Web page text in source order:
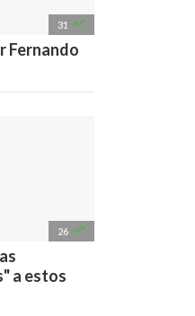
31 
Fernando
26 
a estos